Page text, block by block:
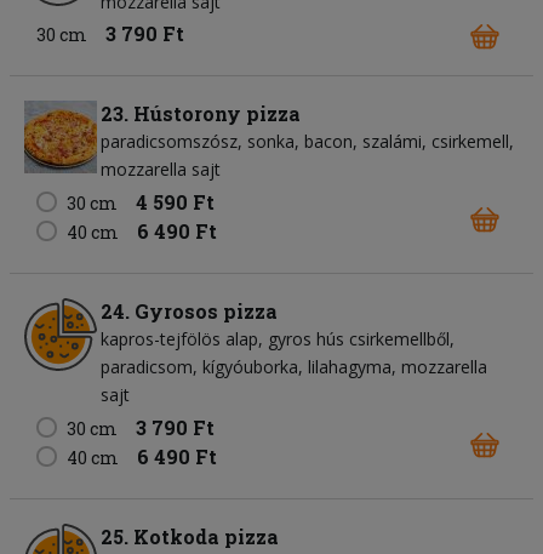
30 cm
3 790 Ft
23. Hústorony pizza
paradicsomszósz sonka bacon szalámi csirkemell
mozzarella sajt
30 cm
4 590 Ft
40 cm 6 490 Ft
24. Gyrosos pizza
kapros-tejfölös alap gyros hús csirkemellből
paradicsom kígyóuborka lilahagyma mozzarella
sajt
30 cm
3 790 Ft
40 cm 6 490 Ft
25. Kotkoda pizza